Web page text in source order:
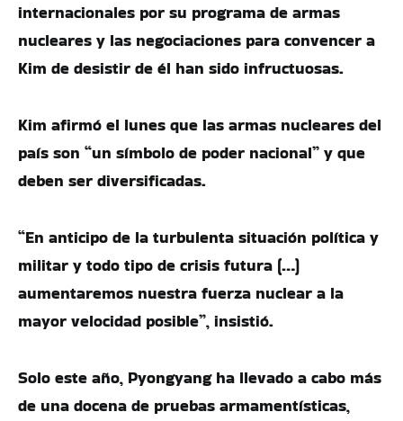
internacionales por su programa de armas
nucleares y las negociaciones para convencer a
Kim de desistir de él han sido infructuosas.
Kim afirmó el lunes que las armas nucleares del
país son “un símbolo de poder nacional” y que
deben ser diversificadas.
“En anticipo de la turbulenta situación política y
militar y todo tipo de crisis futura (…)
aumentaremos nuestra fuerza nuclear a la
mayor velocidad posible”, insistió.
Solo este año, Pyongyang ha llevado a cabo más
de una docena de pruebas armamentísticas,